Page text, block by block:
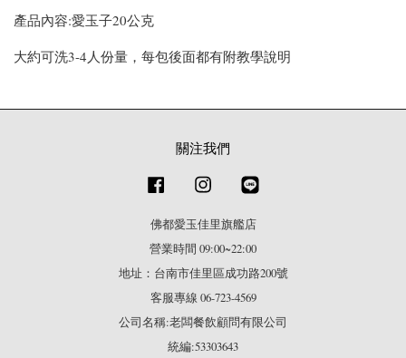
產品內容:愛玉子20公克
大約可洗3-4人份量，每包後面都有附教學說明
關注我們
Facebook Instagram
佛都愛玉佳里旗艦店
營業時間 09:00~22:00
地址：台南市佳里區成功路200號
客服專線 06-723-4569
公司名稱:老闆餐飲顧問有限公司
統編:53303643